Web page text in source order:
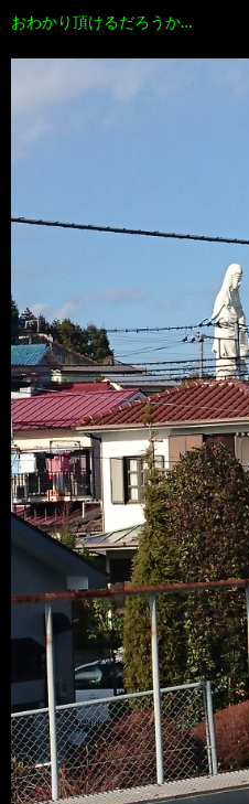
おわかり頂けるだろうか…